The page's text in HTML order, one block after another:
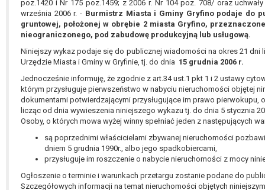
poz.1420 i Nr 175 poz.1459; z 2006 r. Nr 104 poz. 708/ oraz
września 2006 r. - Burmistrz Miasta i Gminy Gryfino podaje do
gruntowej, położonej w obrębie 2 miasta Gryfino,
nieograniczonego, pod zabudowę produkcyjną lub usługową.
Niniejszy wykaz podaje się do publicznej wiadomości na okres 21 dni
Urzędzie Miasta i Gminy w Gryfinie, tj. do dnia 15 grudnia 2006 r.
Jednocześnie informuję, że zgodnie z art.34 ust.1 pkt 1 i 2 ustawy
którym przysługuje pierwszeństwo w nabyciu nieruchomości objętej
dokumentami potwierdzającymi przysługujące im prawo pierwokupu,
licząc od dnia wywieszenia niniejszego wykazu tj. do dnia 5 stycznia
Osoby, o których mowa wyżej winny spełniać jeden z następujących
są poprzednimi właścicielami zbywanej nieruchomości
dniem 5 grudnia 1990r., albo jego spadkobiercami,
przysługuje im roszczenie o nabycie nieruchomości z mocy
Ogłoszenie o terminie i warunkach przetargu zostanie podane do
Szczegółowych informacji na temat nieruchomości objętych